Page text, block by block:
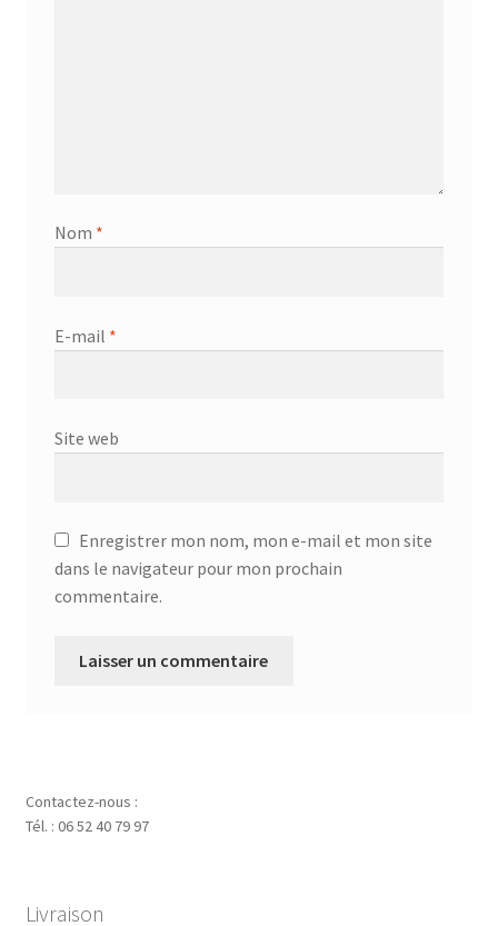
Nom *
E-mail *
Site web
Enregistrer mon nom, mon e-mail et mon site
dans le navigateur pour mon prochain
commentaire.
Contactez-nous :
Tél. : 06 52 40 79 97
Livraison